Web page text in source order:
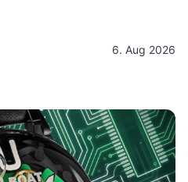
6. Aug 2026